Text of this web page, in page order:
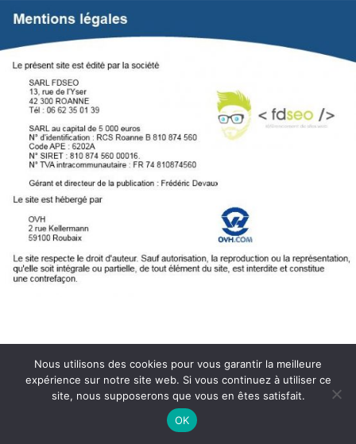
Copyright © 2026 Le cheval Akhal Teke
Mentions légales
Nous utilisons des cookies pour vous garantir la meilleure
expérience sur notre site web. Si vous continuez à utiliser ce
site, nous supposerons que vous en êtes satisfait.
OK